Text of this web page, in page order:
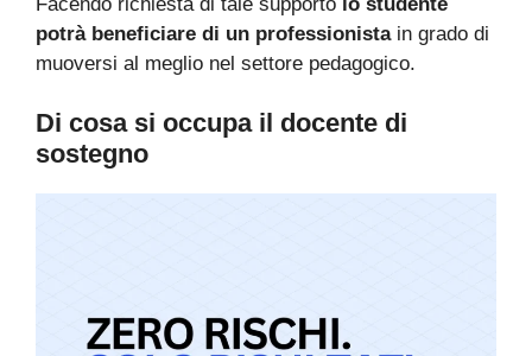
potrà beneficiare di un professionista in grado di
muoversi al meglio nel settore pedagogico.
Di cosa si occupa il docente di
sostegno